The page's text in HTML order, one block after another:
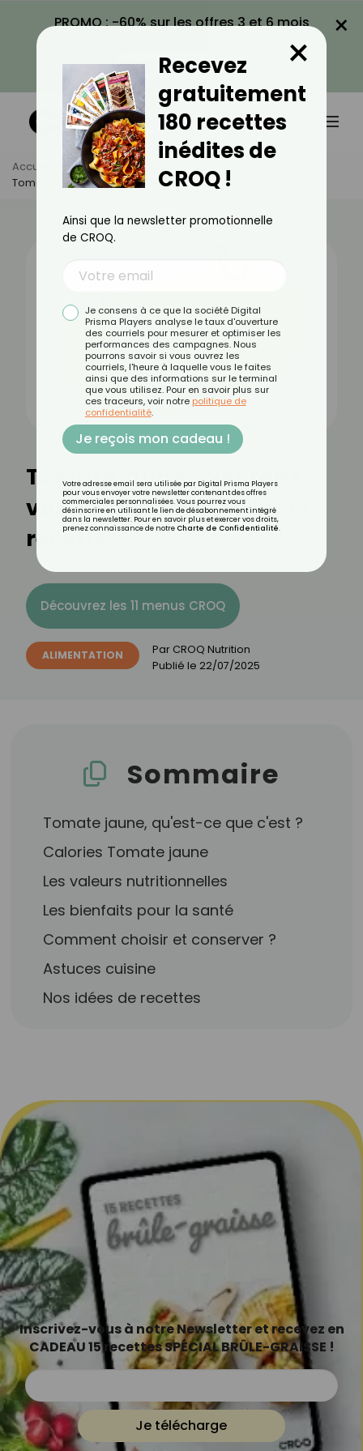
PROMO : -60% sur les offres 3 et 6 mois
VOIR LA PROMO
×
Accueil Actus
Alimentation
Tomate Jaune : Bienfaits, Valeurs Nutritionnelles Et Recettes
Tomate jaune : bienfaits,
valeurs nutritionnelles et
recettes
Découvrez les 11 menus CROQ
ALIMENTATION Par CROQ Nutrition
Publié le 22/07/2025
Sommaire
Tomate jaune, qu'est-ce que c'est ?
Calories Tomate jaune
Les valeurs nutritionnelles
Les bienfaits pour la santé
Comment choisir et conserver ?
Astuces cuisine
Nos idées de recettes
Inscrivez-vous à notre Newsletter et recevez en
CADEAU 15 recettes SPÉCIAL BRÛLE-GRAISSE !
Je télécharge
Recevez
gratuitement
180 recettes
inédites de
CROQ !
×
Ainsi que la newsletter promotionnelle
de CROQ.
Je consens à ce que la société Digital
Prisma Players analyse le taux d'ouverture
des courriels pour mesurer et optimiser les
performances des campagnes. Nous
pourrons savoir si vous ouvrez les
courriels, l'heure à laquelle vous le faites
ainsi que des informations sur le terminal
que vous utilisez. Pour en savoir plus sur
ces traceurs, voir notre politique de
confidentialité.
Je reçois mon cadeau !
Votre adresse email sera utilisée par Digital Prisma Players
pour vous envoyer votre newsletter contenant des offres
commerciales personnalisées. Vous pourrez vous
désinscrire en utilisant le lien de désabonnement intégré
dans la newsletter. Pour en savoir plus et exercer vos droits,
prenez connaissance de notre Charte de Confidentialité.